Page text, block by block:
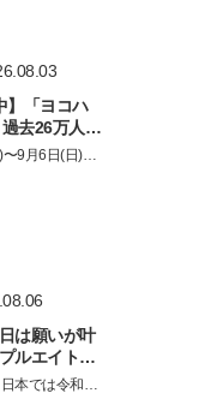
】「ヨコハ
去26万人を
9年ぶりに
全ガイド
9月6日(日)、
〜恐竜の食
…
は願いが叶
ルエイト》
座の新月
本では令和8